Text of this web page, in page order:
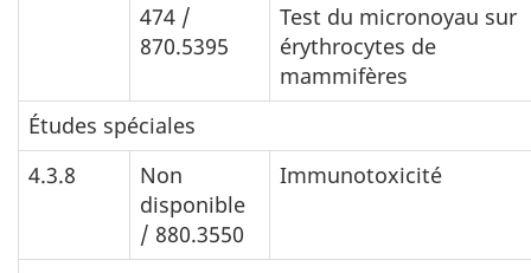
474 /
870.5395
Test du micronoyau sur
érythrocytes de
mammifères
Études spéciales
4.3.8
Non
disponible
/ 880.3550
Immunotoxicité